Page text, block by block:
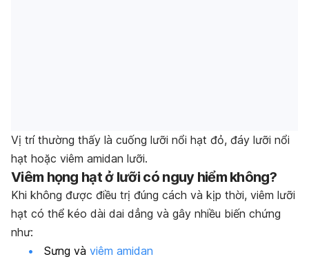
Vị trí thường thấy là cuống lưỡi nổi hạt đỏ, đáy lưỡi nổi
hạt hoặc viêm amidan lưỡi.
Viêm họng hạt ở lưỡi có nguy hiểm không?
Khi không được điều trị đúng cách và kịp thời, viêm lưỡi
hạt có thể kéo dài dai dẳng và gây nhiều biến chứng
như:
Sưng và viêm amidan